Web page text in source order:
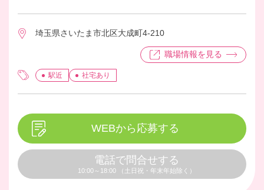
日々のリハビリや機能訓練の実施、ま
たそれらのメニュー作成が主な業務と
なっております。働くスタッフ同士の
仲も良く、働きやすい環境です。
埼玉県さいたま市北区大成町4-210
職場情報を見る
駅近 社宅あり
WEBから応募する
電話で問合せする
10:00～18:00 （土日祝・年末年始除く）